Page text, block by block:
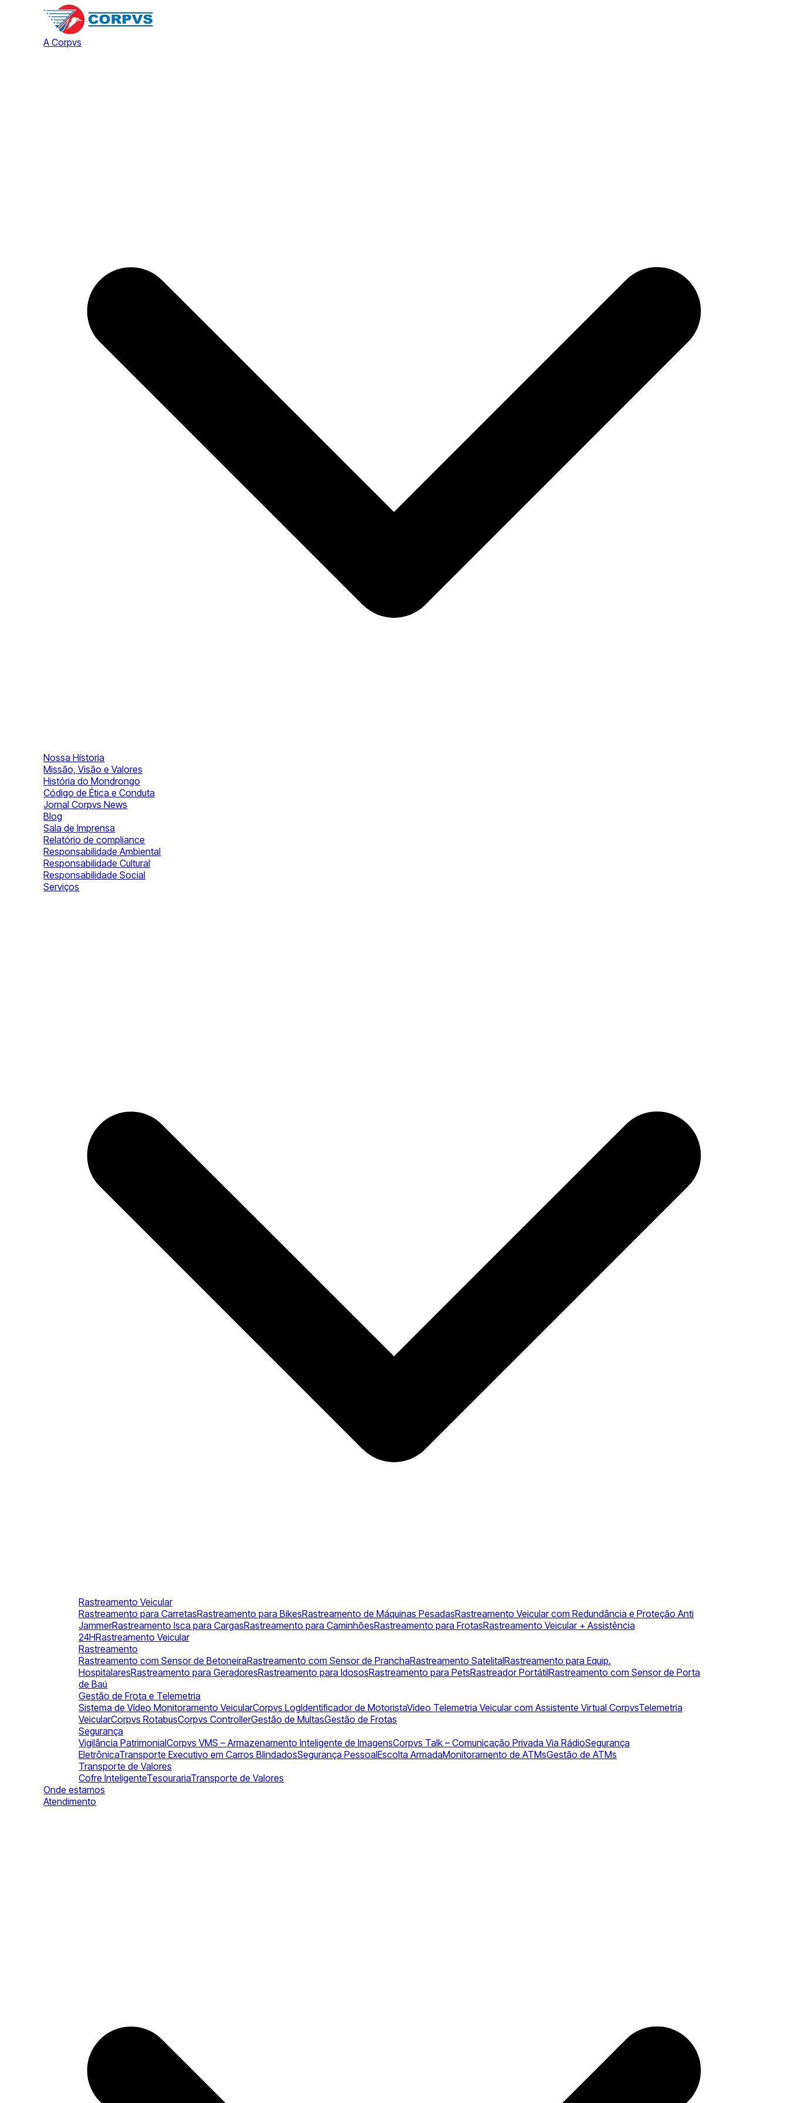
A Corpvs
Nossa Hístoria
Missão, Visão e Valores
História do Mondrongo
Código de Ética e Conduta
Jornal Corpvs News
Blog
Sala de Imprensa
Relatório de compliance
Responsabilidade Ambiental
Responsabilidade Cultural
Responsabilidade Social
Serviços
Rastreamento Veicular
Rastreamento para CarretasRastreamento para BikesRastreamento de Máquinas PesadasRastreamento Veicular com Redundância e Proteção Anti
JammerRastreamento Isca para CargasRastreamento para CaminhõesRastreamento para FrotasRastreamento Veicular + Assistência
24HRastreamento Veicular
Rastreamento
Rastreamento com Sensor de BetoneiraRastreamento com Sensor de PranchaRastreamento SatelitalRastreamento para Equip.
HospitalaresRastreamento para GeradoresRastreamento para IdososRastreamento para PetsRastreador PortátilRastreamento com Sensor de Porta
de Baú
Gestão de Frota e Telemetria
Sistema de Vídeo Monitoramento VeicularCorpvs LogIdentificador de MotoristaVídeo Telemetria Veicular com Assistente Virtual CorpvsTelemetria
VeicularCorpvs RotabusCorpvs ControllerGestão de MultasGestão de Frotas
Segurança
Vigilância PatrimonialCorpvs VMS – Armazenamento Inteligente de ImagensCorpvs Talk – Comunicação Privada Via RádioSegurança
EletrônicaTransporte Executivo em Carros BlindadosSegurança PessoalEscolta ArmadaMonitoramento de ATMsGestão de ATMs
Transporte de Valores
Cofre InteligenteTesourariaTransporte de Valores
Onde estamos
Atendimento